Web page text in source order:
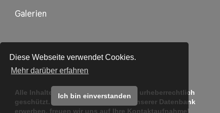
Diese Webseite verwendet Cookies.
Mehr darüber erfahren
Ich bin einverstanden
Galerien
Alle Inhalte auf dieser Webseite sind urheberrechtlich
geschützt. Möchten Sie Bilder aus unserer Datenbank
erwerben, freuen wir uns auf Ihre Kontaktaufnahme!